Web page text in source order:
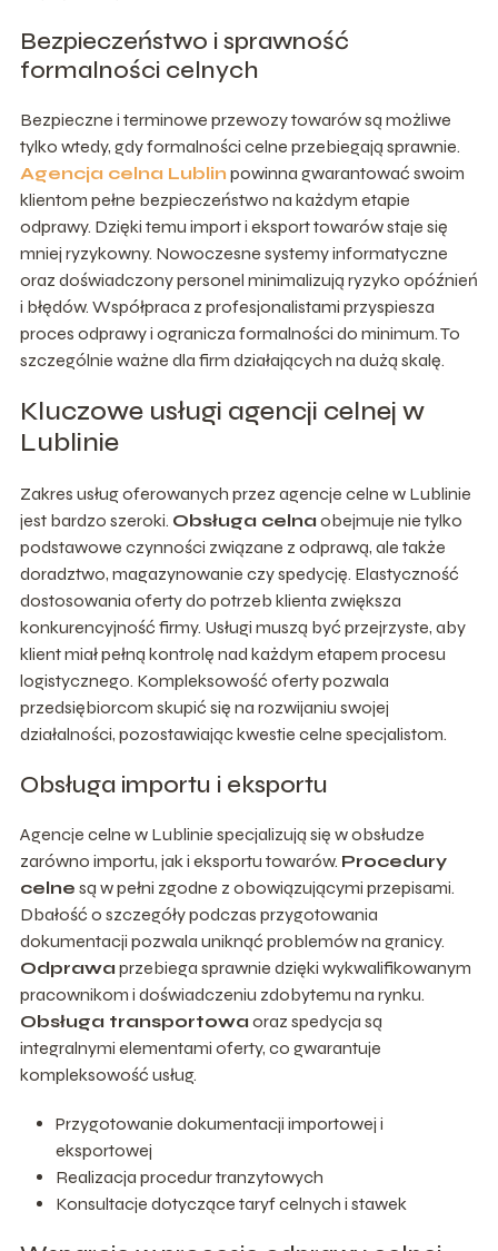
Bezpieczeństwo i sprawność
formalności celnych
Bezpieczne i terminowe przewozy towarów są możliwe
tylko wtedy, gdy formalności celne przebiegają sprawnie.
Agencja celna Lublin powinna gwarantować swoim
klientom pełne bezpieczeństwo na każdym etapie
odprawy. Dzięki temu import i eksport towarów staje się
mniej ryzykowny. Nowoczesne systemy informatyczne
oraz doświadczony personel minimalizują ryzyko opóźnień
i błędów. Współpraca z profesjonalistami przyspiesza
proces odprawy i ogranicza formalności do minimum. To
szczególnie ważne dla firm działających na dużą skalę.
Kluczowe usługi agencji celnej w
Lublinie
Zakres usług oferowanych przez agencje celne w Lublinie
jest bardzo szeroki. Obsługa celna obejmuje nie tylko
podstawowe czynności związane z odprawą, ale także
doradztwo, magazynowanie czy spedycję. Elastyczność
dostosowania oferty do potrzeb klienta zwiększa
konkurencyjność firmy. Usługi muszą być przejrzyste, aby
klient miał pełną kontrolę nad każdym etapem procesu
logistycznego. Kompleksowość oferty pozwala
przedsiębiorcom skupić się na rozwijaniu swojej
działalności, pozostawiając kwestie celne specjalistom.
Obsługa importu i eksportu
Agencje celne w Lublinie specjalizują się w obsłudze
zarówno importu, jak i eksportu towarów. Procedury
celne są w pełni zgodne z obowiązującymi przepisami.
Dbałość o szczegóły podczas przygotowania
dokumentacji pozwala uniknąć problemów na granicy.
Odprawa przebiega sprawnie dzięki wykwalifikowanym
pracownikom i doświadczeniu zdobytemu na rynku.
Obsługa transportowa oraz spedycja są
integralnymi elementami oferty, co gwarantuje
kompleksowość usług.
Przygotowanie dokumentacji importowej i
eksportowej
Realizacja procedur tranzytowych
Konsultacje dotyczące taryf celnych i stawek